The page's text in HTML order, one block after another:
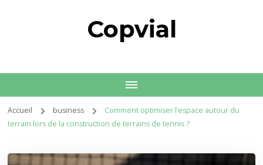
Copvial
Accueil business
Comment optimiser l’espace autour du
terrain lors de la construction de terrains de tennis ?